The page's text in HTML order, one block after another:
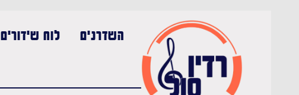
השדרנים לוח שידורים